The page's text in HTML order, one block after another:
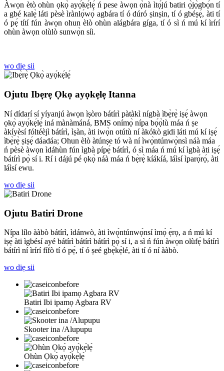
Àwọn ètò ohùn ọkọ̀ ayọ́kẹ́lẹ́ ń pese àwọn ọ̀nà ìtọ́jú batiri ọ̀jọ̀gbọ́n tí
a gbé kalẹ̀ láti pèsè ìrànlọ́wọ́ agbára tí ó dúró ṣinṣin, tí ó gbéṣẹ́, àti tí
ó pẹ́ títí fún àwọn ohun èlò ohùn alágbára gíga, tí ó sì ń mú kí ìrírí
ohùn àwọn olùlò sunwọ̀n síi.
wo diẹ sii
Ojutu Ibẹrẹ Ọkọ ayọkẹlẹ Itanna
Ní dídarí sí yíyanjú àwọn ìṣòro bátírì pàtàkì nígbà ìbẹ̀rẹ̀ iṣẹ́ àwọn
ọkọ̀ ayọ́kẹ́lẹ́ iná mànàmáná, BMS onímọ̀ nípa bọ́ọ̀lù máa ń ṣe
àkíyèsí fóltéèjì bátírì, ìṣàn, àti iwọ̀n otútù ní àkókò gidi láti mú kí iṣẹ́
ìbẹ̀rẹ̀ ṣiṣẹ́ dáadáa; Ohun èlò àtúnṣe tó wà ní ìwọ̀ntúnwọ̀nsì náà máa
ń pèsè àwọn ìdáhùn fún ìgbà pípẹ́ bátírì, ó sì máa ń mú kí ìgbà àti iṣẹ́
bátírì pọ̀ sí i. Rí i dájú pé ọkọ̀ náà máa ń bẹ̀rẹ̀ kíákíá, láìsí ìparọ́rọ́, àti
láìsí ewu.
wo diẹ sii
Ojutu Batiri Drone
Nípa lílo ààbò bátírì, ìdánwò, àti ìwọ́ntúnwọ́nsí ìmọ̀ ẹ̀rọ, a ń mú kí
iṣẹ́ àti ìgbésí ayé bátírì bátírì bátírì pọ̀ sí i, a sì ń fún àwọn olùfẹ́ bátírì
bátírì ní ìrírí fífò tí ó pẹ́, tí ó ṣeé gbẹ́kẹ̀lé, àti tí ó ní ààbò.
wo diẹ sii
Batiri Ibi ipamọ Agbara RV
Skooter ina /Alupupu
Ohùn Ọkọ̀ ayọ́kẹ́lẹ́